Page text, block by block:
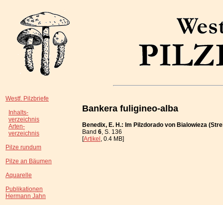
Westf. Pilzbriefe
Inhalts-
verzeichnis
Arten-
verzeichnis
Pilze rundum
Pilze an Bäumen
Aquarelle
Publikationen
Hermann Jahn
Bankera fuligineo-alba
Benedix, E. H.: Im Pilzdorado von Bialowieza
Band 6, S. 136
[Artikel, 0.4 MB]